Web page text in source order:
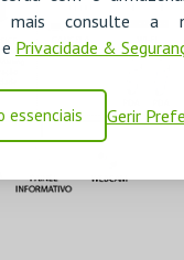
mais consulte a
e Privacidade &
essenciais Gerir